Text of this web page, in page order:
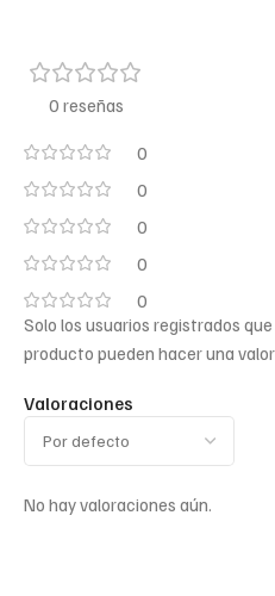
0 reseñas
0
0
0
0
0
Valoraciones
No hay valoraciones aún.
Solo los usuarios registrados
producto pueden hacer una